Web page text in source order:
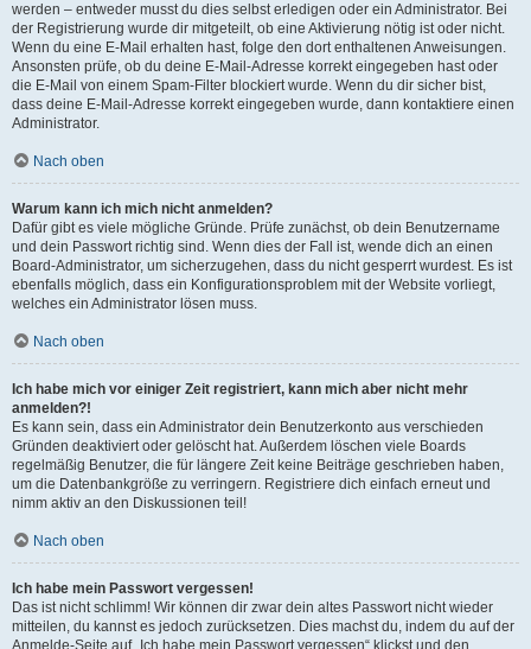
werden – entweder musst du dies selbst erledigen oder ein Administrator. Bei
der Registrierung wurde dir mitgeteilt, ob eine Aktivierung nötig ist oder nicht.
Wenn du eine E-Mail erhalten hast, folge den dort enthaltenen Anweisungen.
Ansonsten prüfe, ob du deine E-Mail-Adresse korrekt eingegeben hast oder
die E-Mail von einem Spam-Filter blockiert wurde. Wenn du dir sicher bist,
dass deine E-Mail-Adresse korrekt eingegeben wurde, dann kontaktiere einen
Administrator.
Nach oben
Warum kann ich mich nicht anmelden?
Dafür gibt es viele mögliche Gründe. Prüfe zunächst, ob dein Benutzername
und dein Passwort richtig sind. Wenn dies der Fall ist, wende dich an einen
Board-Administrator, um sicherzugehen, dass du nicht gesperrt wurdest. Es ist
ebenfalls möglich, dass ein Konfigurationsproblem mit der Website vorliegt,
welches ein Administrator lösen muss.
Nach oben
Ich habe mich vor einiger Zeit registriert, kann mich aber nicht mehr
anmelden?!
Es kann sein, dass ein Administrator dein Benutzerkonto aus verschieden
Gründen deaktiviert oder gelöscht hat. Außerdem löschen viele Boards
regelmäßig Benutzer, die für längere Zeit keine Beiträge geschrieben haben,
um die Datenbankgröße zu verringern. Registriere dich einfach erneut und
nimm aktiv an den Diskussionen teil!
Nach oben
Ich habe mein Passwort vergessen!
Das ist nicht schlimm! Wir können dir zwar dein altes Passwort nicht wieder
mitteilen, du kannst es jedoch zurücksetzen. Dies machst du, indem du auf der
Anmelde-Seite auf „Ich habe mein Passwort vergessen“ klickst und den